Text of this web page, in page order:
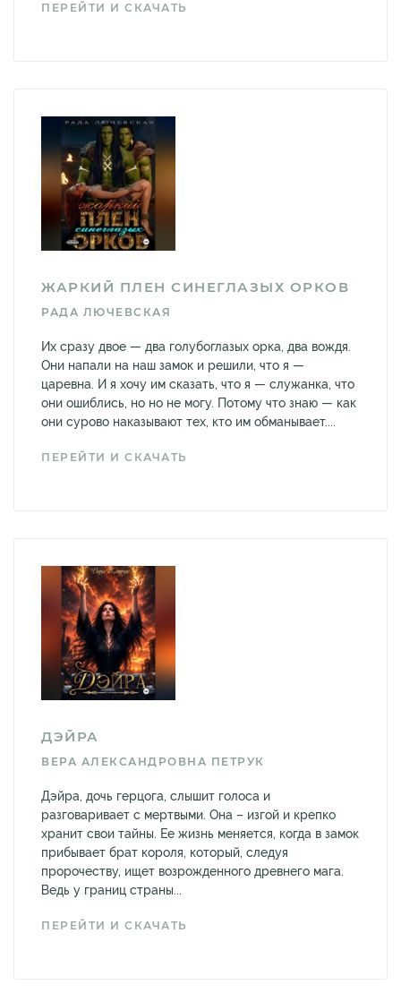
ПЕРЕЙТИ И СКАЧАТЬ
ЖАРКИЙ ПЛЕН СИНЕГЛАЗЫХ ОРКОВ
РАДА ЛЮЧЕВСКАЯ
Их сразу двое — два голубоглазых орка, два вождя.
Они напали на наш замок и решили, что я —
царевна. И я хочу им сказать, что я — служанка, что
они ошиблись, но но не могу. Потому что знаю — как
они сурово наказывают тех, кто им обманывает....
ПЕРЕЙТИ И СКАЧАТЬ
ДЭЙРА
ВЕРА АЛЕКСАНДРОВНА ПЕТРУК
Дэйра, дочь герцога, слышит голоса и
разговаривает с мертвыми. Она – изгой и крепко
хранит свои тайны. Ее жизнь меняется, когда в замок
прибывает брат короля, который, следуя
пророчеству, ищет возрожденного древнего мага.
Ведь у границ страны...
ПЕРЕЙТИ И СКАЧАТЬ